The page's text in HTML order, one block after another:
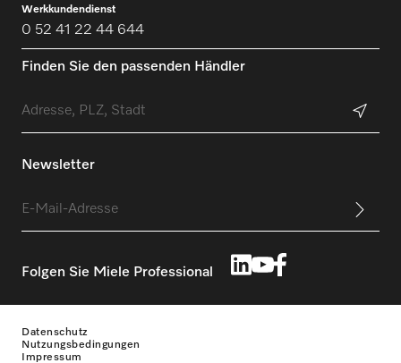
Werkkundendienst
0 52 41 22 44 644
Finden Sie den passenden Händler
Newsletter
Folgen Sie Miele Professional
Datenschutz
Nutzungsbedingungen
Impressum